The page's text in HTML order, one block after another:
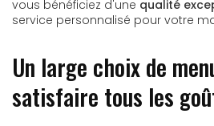
vous bénéficiez d'une qualité
service personnalisé pour votre
Un large choix de
satisfaire tous les